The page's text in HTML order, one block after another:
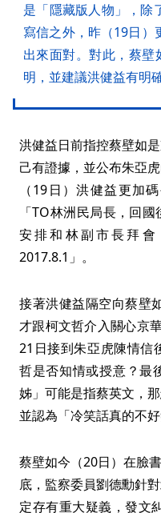
是「隱藏版人物」，除
寫信之外，昨（19日）
出來面對。對此，蔡
明，並建議洪健益有明
洪健益日前指控蔡壁如
己有證據，並公布朱亞
（19日）洪健益更加
「TO林洲民局長，回
安排和林副市長拜
2017.8.1」。
接著洪健益隔空向蔡壁
才跟柯文哲介入關心京
21日接到朱亞虎陳情信
哲是否知情或授意？最
姊」可能是指蔡英文，
並認為「冷笑話真的不好
蔡壁如今（20日）在臉
底，監察委員劉德勳針
定存有重大疑義，發文